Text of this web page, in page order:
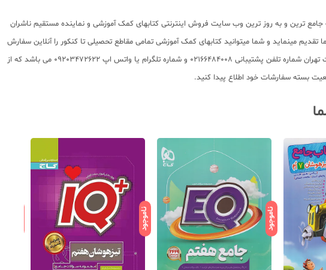
ترین و به روز ترین وب سایت فروش اینترنتی کتابهای کمک آموزشی و نماینده مستقیم ناشران
یک هدیه رایگان به شما تقدیم مینماید و شما میتوانید کتابهای کمک آموزشی تمامی مقاطع تحصیلی تا کنکور را آنلاین سفارش
داده و درب منزل دریافت نمایید. برای اطلاع از شرایط ویژه تخفیف و جشنواره های عشق کتاب اینستاگرام عشق کتاب را دنبال کنید. برای پیگیری سفارشات تهران شماره تلفن پشتیبانی 02166484008 و شماره تلگرام یا واتس اپ 09203472622 می باشد که از
ناموجود ناموجود